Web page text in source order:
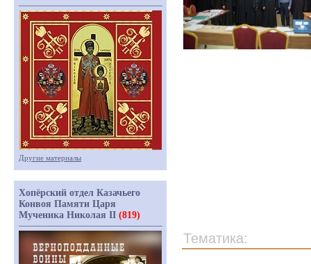
Тематика:
Другие материалы
Хопёрский отдел Казачьего
Конвоя Памяти Царя
Мученика Николая II (819)